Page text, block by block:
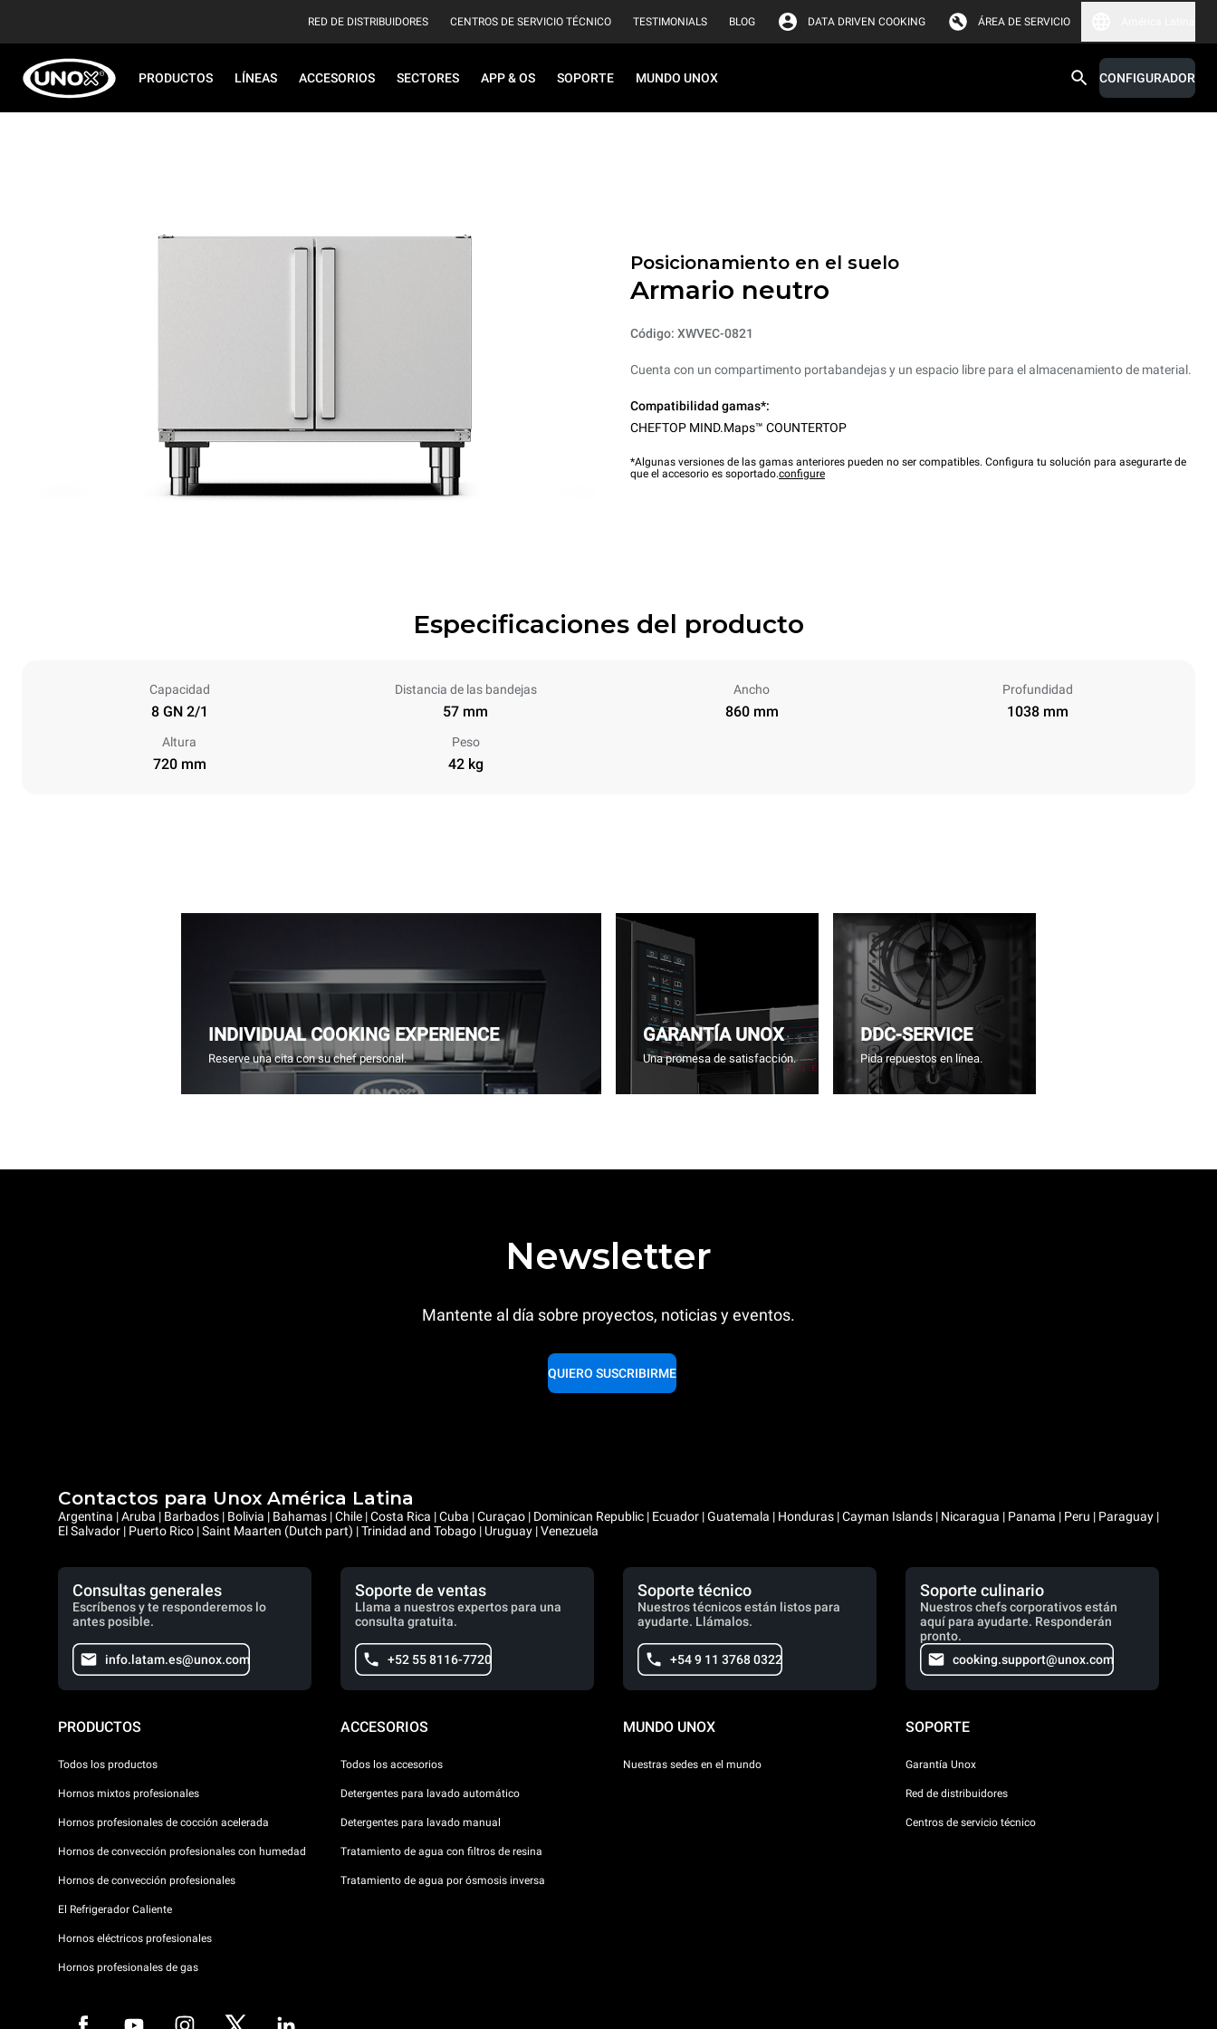
RED DE DISTRIBUIDORES CENTROS DE SERVICIO TÉCNICO TESTIMONIALS BLOG DATA DRIVEN COOKING ÁREA DE SERVICIO
PRODUCTOS LÍNEAS ACCESORIOS SECTORES APP & OS SOPORTE MUNDO UNOX CONFIGURADOR
Posicionamiento en el suelo
Armario neutro
Código: XWVEC-0821
Cuenta con un compartimento portabandejas y un espacio libre para el almacenamiento de material.
Compatibilidad gamas*:
CHEFTOP MIND.Maps™ COUNTERTOP
*Algunas versiones de las gamas anteriores pueden no ser compatibles. Configura tu solución para asegurarte de
que el accesorio es soportado.configure
Especificaciones del producto
Capacidad
8 GN 2/1
Distancia de las bandejas
57 mm
Ancho
860 mm
Profundidad
1038 mm
Altura
720 mm
Peso
42 kg
INDIVIDUAL COOKING EXPERIENCE
Reserve una cita con su chef personal.
GARANTÍA UNOX
Una promesa de satisfacción.
DDC-SERVICE
Pida repuestos en línea.
Newsletter
Mantente al día sobre proyectos, noticias y eventos.
QUIERO SUSCRIBIRME
Contactos para Unox América Latina
Argentina | Aruba | Barbados | Bolivia | Bahamas | Chile | Costa Rica | Cuba | Curaçao | Dominican Republic | Ecuador | Guatemala | Honduras | Cayman Islands | Nicaragua | Panama | Peru | Paraguay |
El Salvador | Puerto Rico | Saint Maarten (Dutch part) | Trinidad and Tobago | Uruguay | Venezuela
Consultas generales
Escríbenos y te responderemos lo
antes posible.
info.latam.es@unox.com
Soporte de ventas
Llama a nuestros expertos para una
consulta gratuita.
+52 55 8116-7720
Soporte técnico
Nuestros técnicos están listos para
ayudarte. Llámalos.
+54 9 11 3768 0322
Soporte culinario
Nuestros chefs corporativos están
aquí para ayudarte. Responderán
pronto.
cooking.support@unox.com
PRODUCTOS
Todos los productos
Hornos mixtos profesionales
Hornos profesionales de cocción acelerada
Hornos de convección profesionales con humedad
Hornos de convección profesionales
El Refrigerador Caliente
Hornos eléctricos profesionales
Hornos profesionales de gas
ACCESORIOS
Todos los accesorios
Detergentes para lavado automático
Detergentes para lavado manual
Tratamiento de agua con filtros de resina
Tratamiento de agua por ósmosis inversa
MUNDO UNOX
Nuestras sedes en el mundo
SOPORTE
Garantía Unox
Red de distribuidores
Centros de servicio técnico